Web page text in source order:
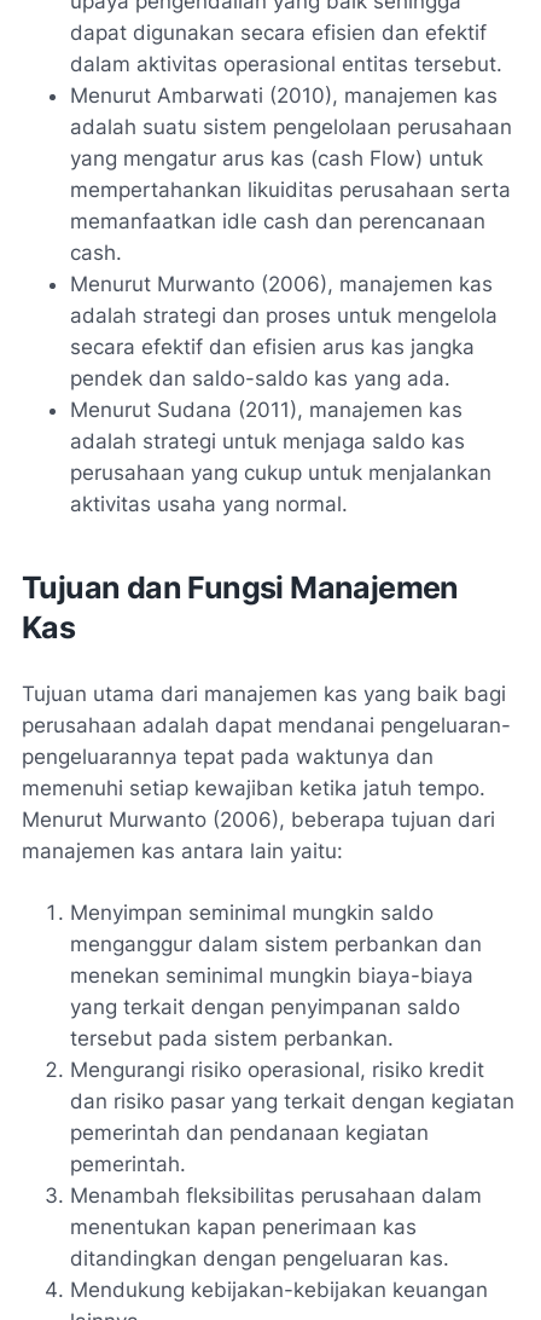
dapat digunakan secara efisien dan efektif
dalam aktivitas operasional entitas tersebut.
Menurut Ambarwati (2010), manajemen kas
adalah suatu sistem pengelolaan perusahaan
yang mengatur arus kas (cash Flow) untuk
mempertahankan likuiditas perusahaan serta
memanfaatkan idle cash dan perencanaan
cash.
Menurut Murwanto (2006), manajemen kas
adalah strategi dan proses untuk mengelola
secara efektif dan efisien arus kas jangka
pendek dan saldo-saldo kas yang ada.
Menurut Sudana (2011), manajemen kas
adalah strategi untuk menjaga saldo kas
perusahaan yang cukup untuk menjalankan
aktivitas usaha yang normal.
Tujuan dan Fungsi Manajemen
Kas
Tujuan utama dari manajemen kas yang baik bagi
perusahaan adalah dapat mendanai pengeluaran-
pengeluarannya tepat pada waktunya dan
memenuhi setiap kewajiban ketika jatuh tempo.
Menurut Murwanto (2006), beberapa tujuan dari
manajemen kas antara lain yaitu:
Menyimpan seminimal mungkin saldo
menganggur dalam sistem perbankan dan
menekan seminimal mungkin biaya-biaya
yang terkait dengan penyimpanan saldo
tersebut pada sistem perbankan.
Mengurangi risiko operasional, risiko kredit
dan risiko pasar yang terkait dengan kegiatan
pemerintah dan pendanaan kegiatan
pemerintah.
Menambah fleksibilitas perusahaan dalam
menentukan kapan penerimaan kas
ditandingkan dengan pengeluaran kas.
Mendukung kebijakan-kebijakan keuangan